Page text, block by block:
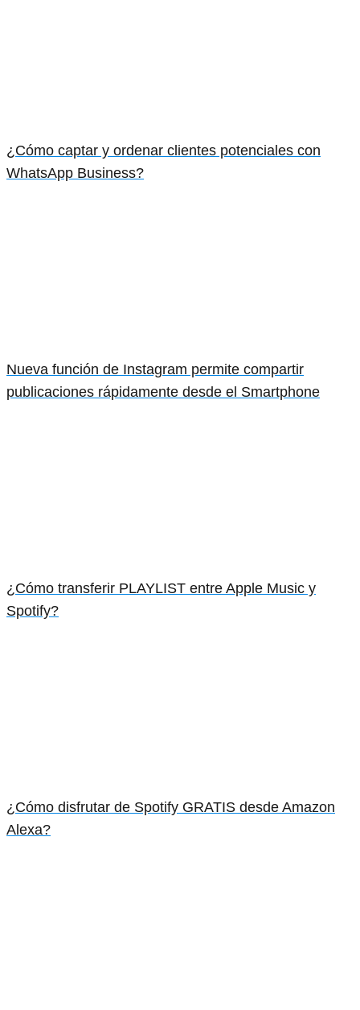
¿Cómo captar y ordenar clientes potenciales con
WhatsApp Business?
Nueva función de Instagram permite compartir
publicaciones rápidamente desde el Smartphone
¿Cómo transferir PLAYLIST entre Apple Music y
Spotify?
¿Cómo disfrutar de Spotify GRATIS desde Amazon
Alexa?